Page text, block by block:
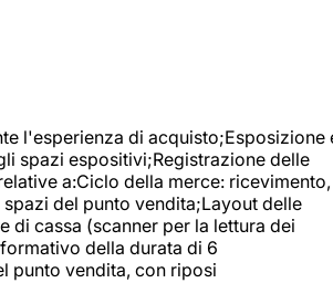
l'esperienza di acquisto;Esposizione
spazi espositivi;Registrazione delle
a:Ciclo della merce: ricevimento,
del punto vendita;Layout delle
cassa (scanner per la lettura dei
della durata di 6
punto vendita, con riposi